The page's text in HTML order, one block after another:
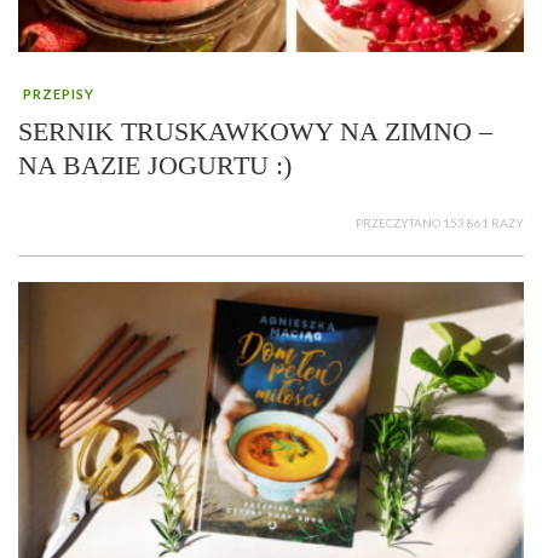
PRZEPISY
SERNIK TRUSKAWKOWY NA ZIMNO –
NA BAZIE JOGURTU :)
PRZECZYTANO 153 861 RAZY